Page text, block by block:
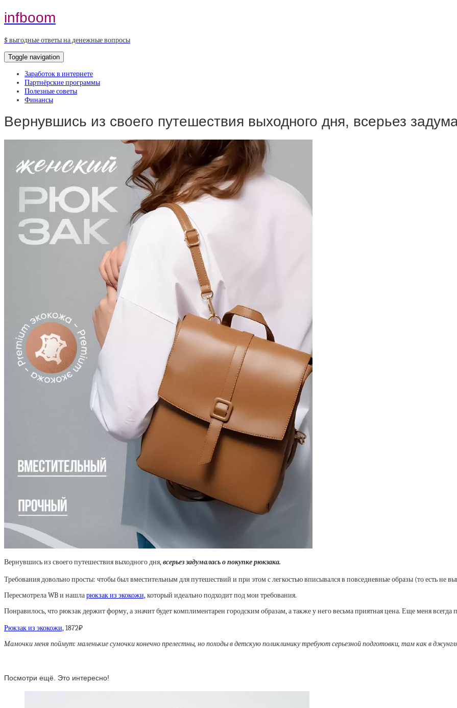
infboom
$ выгодные ответы на денежные вопросы
Toggle navigation
Заработок в интернете
Партнёрские программы
Полезные советы
Финансы
Вернувшись из своего путешествия выходного дня, всерьез
Вернувшись из своего путешествия выходного дня,всерьез задумалась о покупке рюкзака.
Требования довольно просты: чтобы был вместительным для путешествий и при этом с легкостью вписывался в повседневные образы (то есть не
Пересмотрела WB и нашларюкзак из экокожи,который идеально подходит под мои требования.
Понравилось, что рюкзак держит форму, а значит будет комплиментарен городским образам, а также у него весьма приятная цена. Еще меня
Рюкзак из экокожи,1872₽
Mамочки меня поймут: маленькие сумочки конечно прелестны, но походы в детскую поликлинику требуют серьезной подготовки, там как в
Посмотри ещё. Это интересно!